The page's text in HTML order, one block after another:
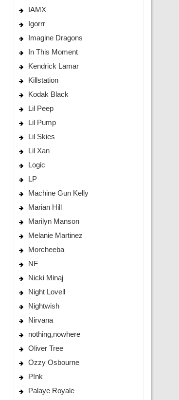
IAMX
Igorrr
Imagine Dragons
In This Moment
Kendrick Lamar
Killstation
Kodak Black
Lil Peep
Lil Pump
Lil Skies
Lil Xan
Logic
LP
Machine Gun Kelly
Marian Hill
Marilyn Manson
Melanie Martinez
Morcheeba
NF
Nicki Minaj
Night Lovell
Nightwish
Nirvana
nothing,nowhere
Oliver Tree
Ozzy Osbourne
P!nk
Palaye Royale